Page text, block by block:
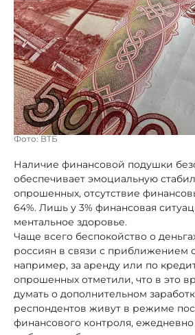
Фото: ВТБ
Наличие финансовой подушки
обеспечивает эмоциальную
опрошенных, отсутствие
64%. Лишь у 3% финансовая
ментальное здоровье.
Чаще всего беспокойство о
россиян в связи с приближением
например, за аренду или по
опрошенных отметили, что в это
думать о дополнительном
респондентов живут в режиме
финансового контроля,